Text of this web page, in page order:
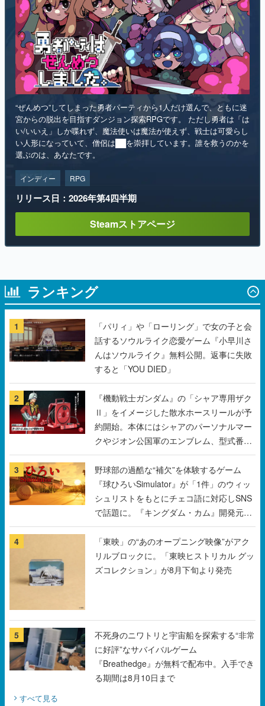
“ぜんめつ”してしまった勇者パーティから1人だけ選んで、ともに迷
宮からの脱出を目指すダンジョン探索RPGです。 ただし勇者は「は
い/いいえ」しか喋れず、魔法使いは魔法が使えず、戦士は可愛らし
い人形になっていて、僧侶は██を崇拝しています。誰を救うのかを
選ぶのは、あなたです。
インディー RPG
リリース日：2026年第4四半期
Steamストアページ
ランキング
1
「パリィ」や「ローリング」で女の子と会
話するソウルライク恋愛ゲーム『小早川さ
んはソウルライク』無料公開。返事に失敗
すると「YOU DIED」
2
『機動戦士ガンダム』の「シャア専用ザク
Ⅱ」をイメージした散水ホースリールが予
約開始。本体にはシャアのパーソナルマー
クやジオン公国軍のエンブレム、型式番号
などを配置
3
野球部の過酷な“補欠”を体験するゲーム
『球ひろいSimulator』が「1件」のウィッ
シュリストをもとにチェコ語に対応しSNS
で話題に。『キングダム・カム』開発元や
チェコのプロ野球選手から称賛の声
4
「東映」の“あのオープニング映像”がアク
リルブロックに。「東映ヒストリカル グッ
ズコレクション」が8月下旬より発売
5
不死身のニワトリと宇宙船を探索する“非常
に好評”なサバイバルゲーム
『Breathedge』が無料で配布中。入手でき
る期間は8月10日まで
すべて見る